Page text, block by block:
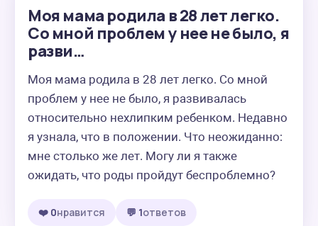
Моя мама родила в 28 лет легко.
Со мной проблем у нее не было, я
разви…
Моя мама родила в 28 лет легко. Со мной
проблем у нее не было, я развивалась
относительно нехлипким ребенком. Недавно
я узнала, что в положении. Что неожиданно:
мне столько же лет. Могу ли я также
ожидать, что роды пройдут беспроблемно?
❤️ 0нравится 💬 1ответов